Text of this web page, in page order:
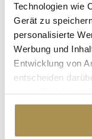
Technologien wie
Gerät zu
personalisierte
Werbung und
Entwicklung von
entscheiden
Cookie-Erklärung
Trigger Symbol